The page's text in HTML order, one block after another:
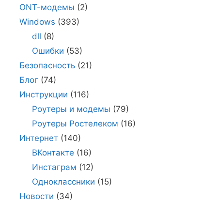
ONT-модемы (2)
Windows (393)
dll (8)
Ошибки (53)
Безопасность (21)
Блог (74)
Инструкции (116)
Роутеры и модемы (79)
Роутеры Ростелеком (16)
Интернет (140)
ВКонтакте (16)
Инстаграм (12)
Одноклассники (15)
Новости (34)